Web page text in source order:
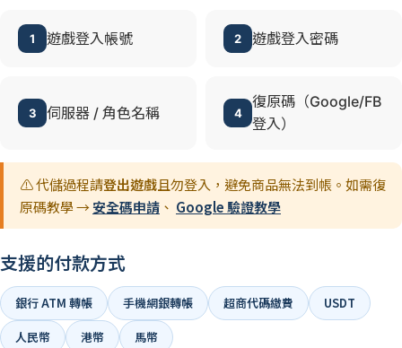
1 遊戲登入帳號 2 遊戲登入密碼
3 伺服器 / 角色名稱 4
復原碼（Google/FB
登入）
⚠️ 代儲過程請登出遊戲且勿登入，避免商品無法到帳。如需復
原碼教學 →安全碼申請 、 Google 驗證教學
支援的付款方式
銀行 ATM 轉帳 手機網銀轉帳 超商代碼繳費
USDT
人民幣
港幣 馬幣